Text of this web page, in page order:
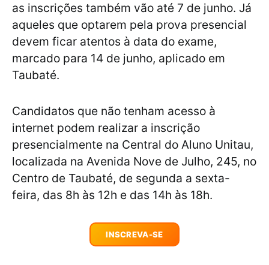
as inscrições também vão até 7 de junho. Já
aqueles que optarem pela prova presencial
devem ficar atentos à data do exame,
marcado para 14 de junho, aplicado em
Taubaté.
Candidatos que não tenham acesso à
internet podem realizar a inscrição
presencialmente na Central do Aluno Unitau,
localizada na Avenida Nove de Julho, 245, no
Centro de Taubaté, de segunda a sexta-
feira, das 8h às 12h e das 14h às 18h.
INSCREVA-SE